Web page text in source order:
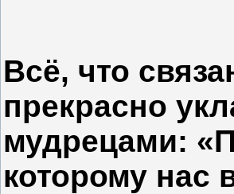
Всё, что
прекрасно
мудрецами:
которому нас